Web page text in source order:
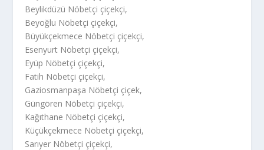
Beylikdüzü Nöbetçi çiçekçi,
Beyoğlu Nöbetçi çiçekçi,
Büyükçekmece Nöbetçi çiçekçi,
Esenyurt Nöbetçi çiçekçi,
Eyüp Nöbetçi çiçekçi,
Fatih Nöbetçi çiçekçi,
Gaziosmanpaşa Nöbetçi çiçek,
Güngören Nöbetçi çiçekçi,
Kağıthane Nöbetçi çiçekçi,
Küçükçekmece Nöbetçi çiçekçi,
Sarıyer Nöbetçi çiçekçi,